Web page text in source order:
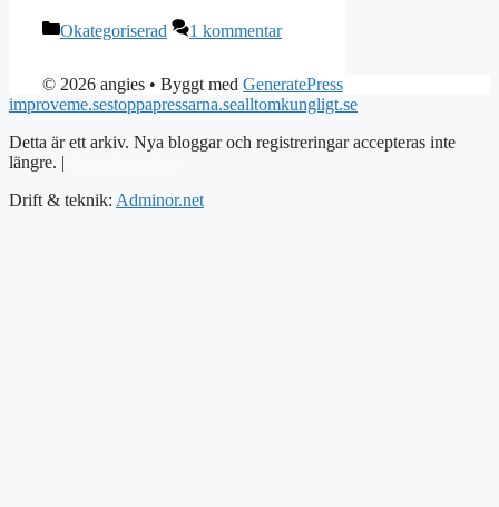
Kategorier
Okategoriserad 1 kommentar
© 2026 angies • Byggt med GeneratePress
improveme.sestoppapressarna.sealltomkungligt.se
Detta är ett arkiv. Nya bloggar och registreringar accepteras inte
längre. |
Drift & teknik: Adminor.net